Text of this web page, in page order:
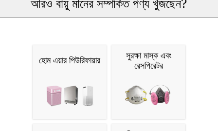
হোম এয়ার পিউরিফায়ার
সুরক্ষা মাস্ক এবং
রেসপিরেটর